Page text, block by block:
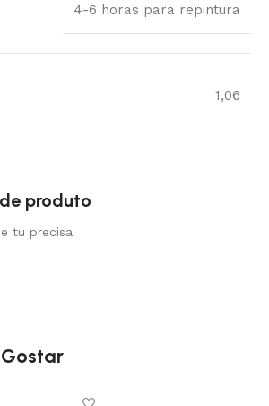
produto
tu precisa
4-6 horas para repintura
1,06